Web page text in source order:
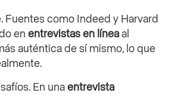
como Indeed y Harvard
en entrevistas en línea al
auténtica de sí mismo, lo que
En una entrevista